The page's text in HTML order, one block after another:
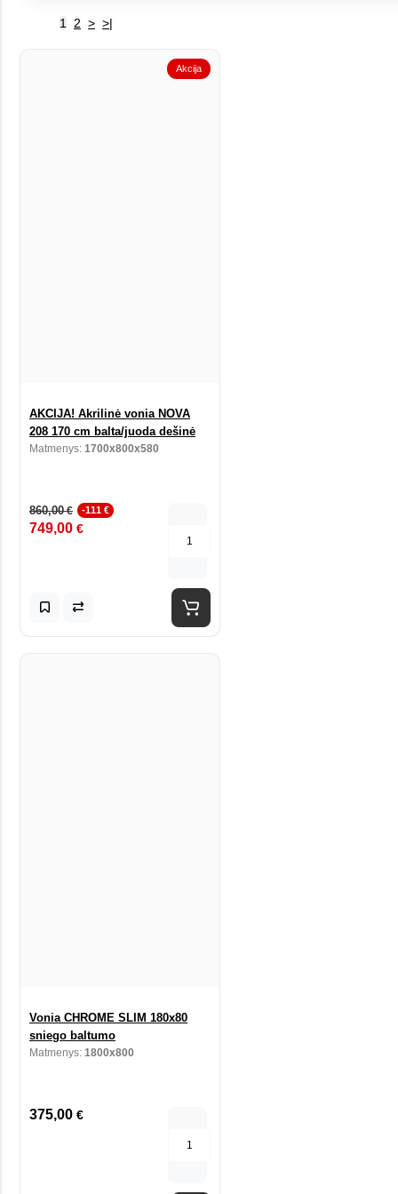
1 2 > >|
Akcija
AKCIJA! Akrilinė vonia NOVA
208 170 cm balta/juoda dešinė
Matmenys: 1700x800x580
860,00€ -111 €
749,00 €
Vonia CHROME SLIM 180x80
sniego baltumo
Matmenys: 1800x800
375,00 €